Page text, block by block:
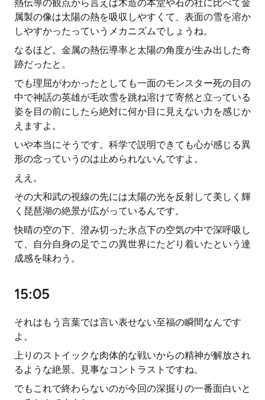
熱伝導の観点から言えば木造の本堂や石の社に比べて金
属製の像は太陽の熱を吸収しやすくて、表面の雪を溶か
しやすかったっていうメカニズムでしょうね。
なるほど。金属の熱伝導率と太陽の角度が生み出した奇
跡だったと。
でも理屈がわかったとしても一面のモンスター死の目の
中で神話の英雄が毛吹雪を跳ね溶けて寄然と立っている
姿を目の前にしたら絶対に何か目に見えない力を感じか
えますよ。
いや本当にそうです。科学で説明できても心が感じる異
形の念っていうのは止められないんですよ。
ええ。
その大和武の視線の先には太陽の光を反射して美しく輝
く琵琶湖の絶景が広がっているんです。
快晴の空の下、澄み切った氷点下の空気の中で深呼吸し
て、自分自身の足でこの異世界にたどり着いたという達
成感を味わう。
15:05
それはもう言葉では言い表せない至福の瞬間なんです
よ。
上りのストイックな肉体的な戦いからの精神が解放され
るような絶景。見事なコントラストですね。
でもこれで終わらないのが今回の深掘りの一番面白いと